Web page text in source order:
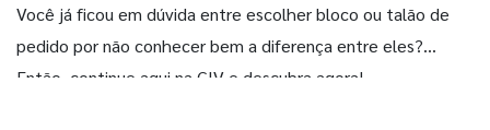
Você já ficou em dúvida entre escolher bloco ou talão de
pedido por não conhecer bem a diferença entre eles?
Então, continue aqui na GIV e descubra agora!